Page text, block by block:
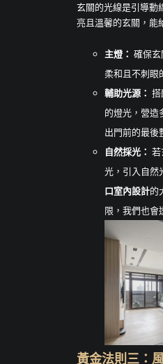
玄關的光線是引導動
亮且溫馨的玄關，能
主燈： 確保
柔和且不刺眼
輔助光源： 搭
的燈光，營造
出門前的最後
自然採光： 若
光，引入自然
口室內設計的
限，我們也會
黃金法則三：